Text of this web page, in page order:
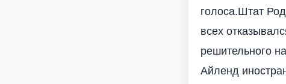
голоса.Штат
всех
решительного
Айленд